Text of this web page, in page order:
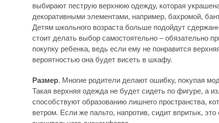
выбирают пеструю верхнюю одежду, которая
декоративными элементами, например, бахромой,
Детям школьного возраста больше подойдут
стоит делать выбор самостоятельно – обязательно
покупку ребенка, ведь если ему не понравится
вероятностью она будет висеть в шкафу.
Размер. Многие родители делают ошибку, покупая
Такая верхняя одежда не будет сидеть по фигуре, а
способствуют образованию лишнего пространства,
ветром. Если же пальто, напротив, сидит впритык, это